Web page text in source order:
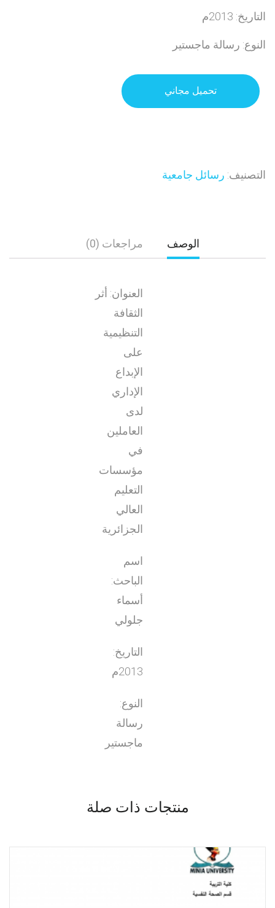
التاريخ: 2013م
النوع: رسالة ماجستير
تحميل مجاني
التصنيف: رسائل جامعية
الوصف مراجعات (0)
العنوان: أثر
الثقافة
التنظيمية
على
الإبداع
الإداري
لدى
العاملين
في
مؤسسات
التعليم
العالي
الجزائرية
اسم
الباحث:
أسماء
جلولي
التاريخ:
2013م
النوع:
رسالة
ماجستير
منتجات ذات صلة